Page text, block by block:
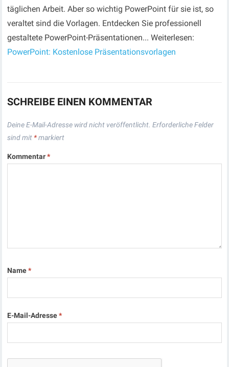
täglichen Arbeit. Aber so wichtig PowerPoint für sie ist, so
veraltet sind die Vorlagen. Entdecken Sie professionell
gestaltete PowerPoint-Präsentationen... Weiterlesen:
PowerPoint: Kostenlose Präsentationsvorlagen
SCHREIBE EINEN KOMMENTAR
Deine E-Mail-Adresse wird nicht veröffentlicht. Erforderliche Felder
sind mit *markiert
Kommentar*
Name*
E-Mail-Adresse*